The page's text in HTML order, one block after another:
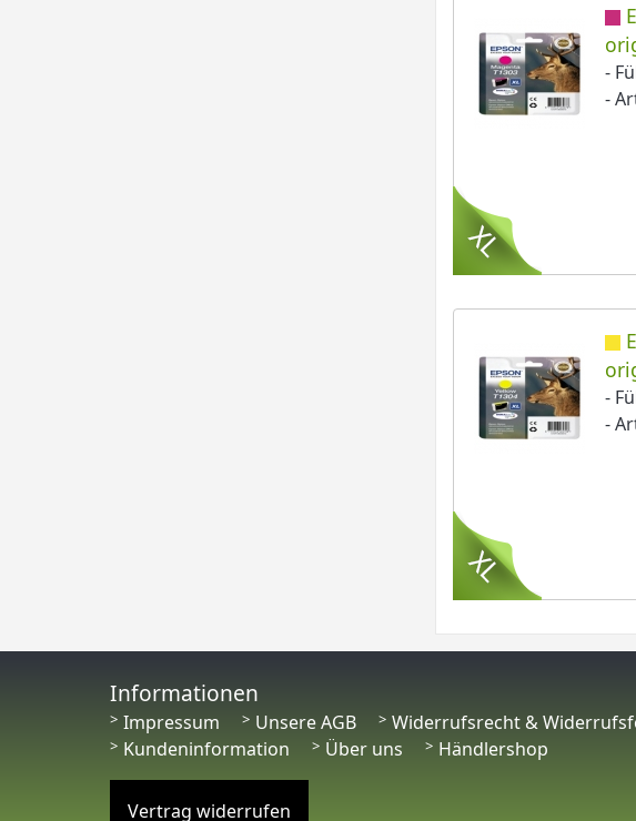
-
-
-
-
Informationen
Impressum Unsere AGB Widerrufsrecht &
Kundeninformation
Über uns Händlershop
Vertrag widerrufen